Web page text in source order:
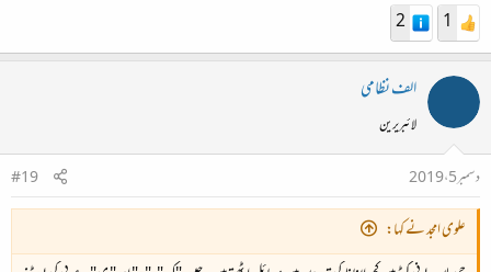
1
2
الف نظامی
لائبریرین
دسمبر 5، 2019
#19
علوی امجد نے کہا: